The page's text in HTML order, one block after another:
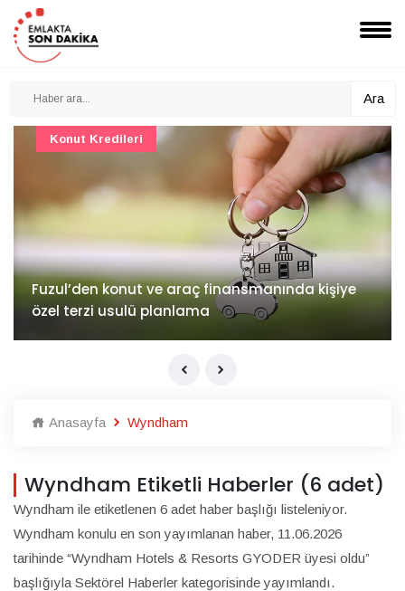
Ara
İv Kandilli'de yaşam yakında başlıyor
Konut Projeleri
Anasayfa Wyndham
Wyndham Etiketli Haberler (6 adet)
Wyndham ile etiketlenen 6 adet haber başlığı listeleniyor.
Wyndham konulu en son yayımlanan haber, 11.06.2026
tarihinde “Wyndham Hotels & Resorts GYODER üyesi oldu”
başlığıyla Sektörel Haberler kategorisinde yayımlandı.